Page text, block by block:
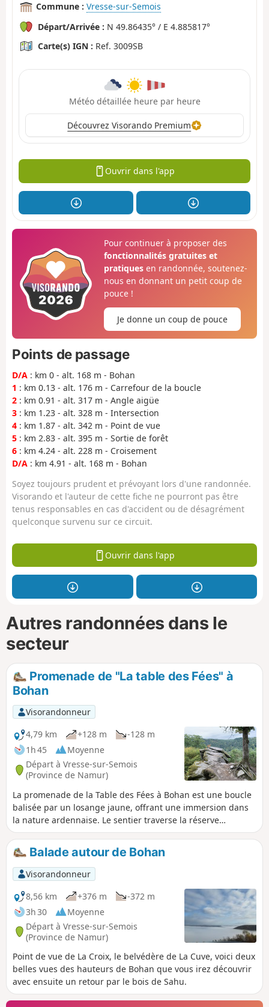
Commune : Vresse-sur-Semois
Départ/Arrivée : N 49.86435° / E 4.885817°
Carte(s) IGN : Ref. 3009SB
Météo détaillée heure par heure
Découvrez Visorando Premium
Ouvrir dans l'app
Pour continuer à proposer des
fonctionnalités gratuites et
pratiquesen randonnée, soutenez-
nous en donnant un petit coup de
pouce !
Je donne un coup de pouce
Points de passage
D/A : km 0 - alt. 168 m - Bohan
1 : km 0.13 - alt. 176 m - Carrefour de la boucle
2 : km 0.91 - alt. 317 m - Angle aigüe
3 : km 1.23 - alt. 328 m - Intersection
4 : km 1.87 - alt. 342 m - Point de vue
5 : km 2.83 - alt. 395 m - Sortie de forêt
6 : km 4.24 - alt. 228 m - Croisement
D/A : km 4.91 - alt. 168 m - Bohan
Soyez toujours prudent et prévoyant lors d'une randonnée.
Visorando et l'auteur de cette fiche ne pourront pas être
tenus responsables en cas d'accident ou de désagrément
quelconque survenu sur ce circuit.
Ouvrir dans l'app
Autres randonnées dans le
secteur
Promenade de "La table des Fées" à
Bohan
Visorandonneur
4,79 km
+128 m
-128 m
1h 45
Moyenne
Départ à Vresse-sur-Semois
(Province de Namur)
La promenade de la Table des Fées à Bohan est une boucle
balisée par un losange jaune, offrant une immersion dans
la nature ardennaise. Le sentier traverse la réserve
naturelle de la Basse Semois, dévoilant des formations
rocheuses légendaires comme le Châtelet, la Cheminée et
la Table des Fées. Un panorama impressionnant sur la
vallée de la Semois récompense les randonneurs.
Balade autour de Bohan
Visorandonneur
8,56 km
+376 m
-372 m
3h 30
Moyenne
Départ à Vresse-sur-Semois
(Province de Namur)
Point de vue de La Croix, le belvédère de La Cuve, voici deux
belles vues des hauteurs de Bohan que vous irez découvrir
avec ensuite un retour par le bois de Sahu.